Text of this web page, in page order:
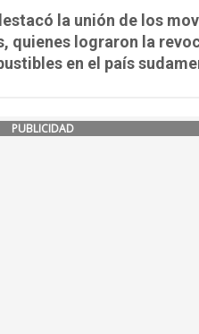
la unión de los
quienes lograron la
en el país
PUBLICIDAD